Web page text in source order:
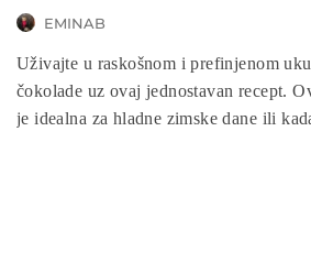
EMINAB
Uživajte u raskošnom i prefinjenom
čokolade uz ovaj jednostavan recept.
je idealna za hladne zimske dane ili